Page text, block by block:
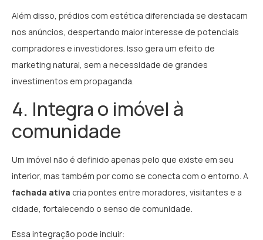
Além disso, prédios com estética diferenciada se destacam
nos anúncios, despertando maior interesse de potenciais
compradores e investidores. Isso gera um efeito de
marketing natural, sem a necessidade de grandes
investimentos em propaganda.
4. Integra o imóvel à
comunidade
Um imóvel não é definido apenas pelo que existe em seu
interior, mas também por como se conecta com o entorno. A
fachada ativa cria pontes entre moradores, visitantes e a
cidade, fortalecendo o senso de comunidade.
Essa integração pode incluir: